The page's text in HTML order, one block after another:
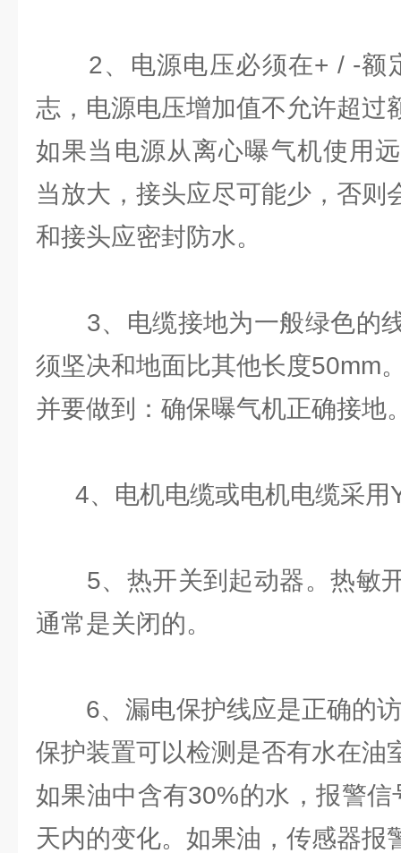
2、电源电压必须在+ / -额
志，电源电压增加值不允许超过
如果当电源从离心曝气机使用
当放大，接头应尽可能少，否则
和接头应密封防水。
3、电缆接地为一般绿色的
须坚决和地面比其他长度50mm
并要做到：确保曝气机正确接地
4、电机电缆或电机电缆采用
5、热开关到起动器。热敏
通常是关闭的。
6、漏电保护线应是正确的访
保护装置可以检测是否有水在油
如果油中含有30%的水，报警
天内的变化。如果油，传感器报